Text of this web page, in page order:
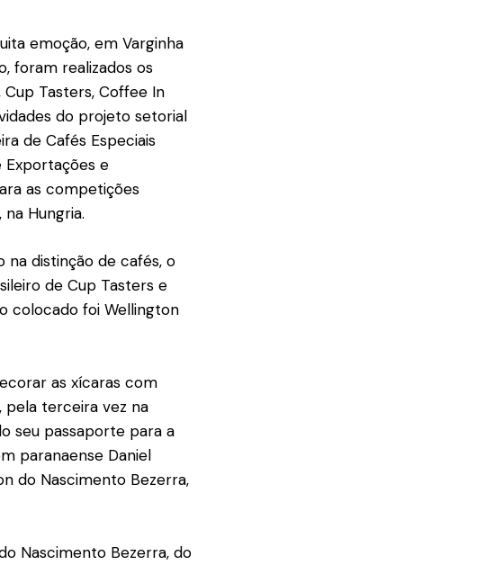
emoção, em Varginha
foram realizados os
Tasters, Coffee In
do projeto setorial
de Cafés Especiais
Exportações e
as competições
Hungria.
distinção de cafés, o
de Cup Tasters e
colocado foi Wellington
as xícaras com
pela terceira vez na
seu passaporte para a
paranaense Daniel
do Nascimento Bezerra,
Nascimento Bezerra, do